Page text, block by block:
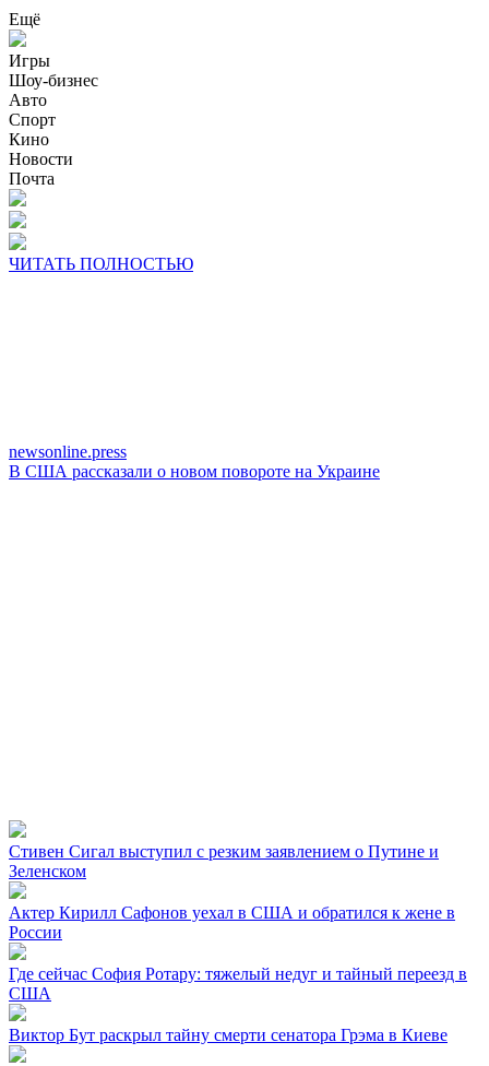
Ещё
Игры
Шоу-бизнес
Авто
Спорт
Кино
Новости
Почта
ЧИТАТЬ ПОЛНОСТЬЮ
newsonline.press
В США рассказали о новом повороте на Украине
Стивен Сигал выступил с резким заявлением о Путине и
Зеленском
Актер Кирилл Сафонов уехал в США и обратился к жене в
России
Где сейчас София Ротару: тяжелый недуг и тайный переезд в
США
Виктор Бут раскрыл тайну смерти сенатора Грэма в Киеве